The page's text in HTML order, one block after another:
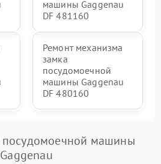
машины Gaggenau
DF 481160
Ремонт механизма
замка
посудомоечной
машины Gaggenau
DF 480160
посудомоечной машины
Gaggenau